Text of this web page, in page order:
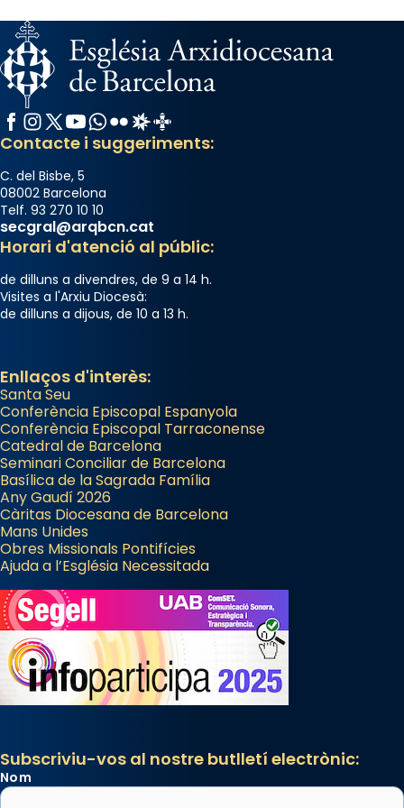
Facebook
Instagram
X / Twitter
YouTube
WhatsApp
FlickrRadio Estel
Catalunya Cristiana
Contacte i suggeriments:
C. del Bisbe, 5
08002 Barcelona
Telf. 93 270 10 10
secgral@arqbcn.cat
Horari d'atenció al públic:
de dilluns a divendres, de 9 a 14 h.
Visites a l'Arxiu Diocesà:
de dilluns a dijous, de 10 a 13 h.
Enllaços d'interès:
Santa Seu
Conferència Episcopal Espanyola
Conferència Episcopal Tarraconense
Catedral de Barcelona
Seminari Conciliar de Barcelona
Basílica de la Sagrada Família
Any Gaudí 2026
Càritas Diocesana de Barcelona
Mans Unides
Obres Missionals Pontifícies
Ajuda a l’Església Necessitada
Subscriviu-vos al nostre butlletí electrònic:
Nom